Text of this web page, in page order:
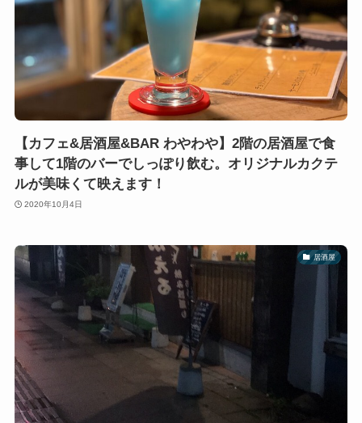
【カフェ&居酒屋&BAR わやわや】2階の居酒屋で食
事して1階のバーでしっぽり飲む。オリジナルカクテ
ルが美味くて映えます！
2020年10月4日
居酒屋